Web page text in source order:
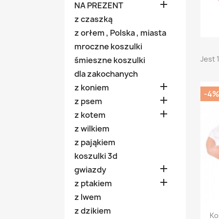
NA PREZENT

z czaszką
z orłem , Polska , miasta
mroczne koszulki
śmieszne koszulki
dla zakochanych
z koniem

z psem 
z kotem 
z wilkiem
z pająkiem
koszulki 3d
gwiazdy

z ptakiem 
z lwem
z dzikiem
Jest
-4%